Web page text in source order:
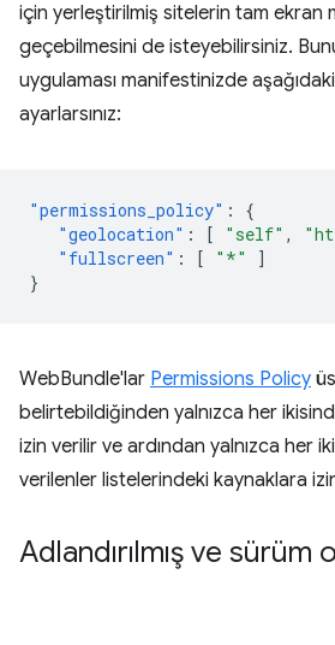
için yerleştirilmiş sitelerin tam ekran
geçebilmesini de isteyebilirsiniz.
uygulaması manifestinizde aşağıdaki
ayarlarsınız:
"permissions_policy" :
{
"geolocation" : [ "self" ,
"fullscreen" : [ "*"
]
}
WebBundle'lar Permissions Policy
belirtebildiğinden yalnızca her
izin verilir ve ardından yalnızca her
verilenler listelerindeki kaynaklara
Adlandırılmış ve sürüm